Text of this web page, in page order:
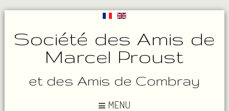
Société des Amis de
Marcel Proust
et des Amis de Combray
MENU